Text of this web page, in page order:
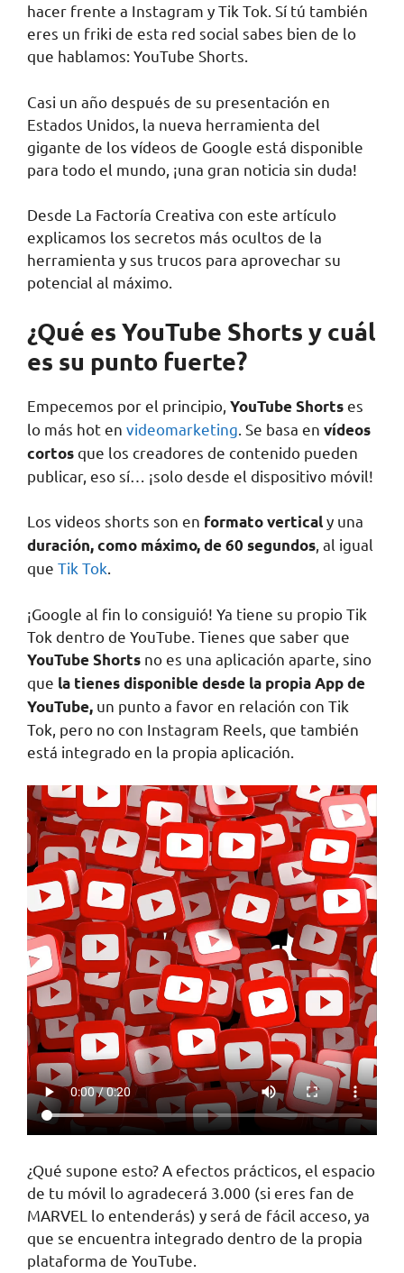
hacer frente a Instagram y Tik Tok. Sí tú también
eres un friki de esta red social sabes bien de lo
que hablamos: YouTube Shorts.
Casi un año después de su presentación en
Estados Unidos, la nueva herramienta del
gigante de los vídeos de Google está disponible
para todo el mundo, ¡una gran noticia sin duda!
Desde La Factoría Creativa con este artículo
explicamos los secretos más ocultos de la
herramienta y sus trucos para aprovechar su
potencial al máximo.
¿Qué es YouTube Shorts y cuál
es su punto fuerte?
Empecemos por el principio, YouTube Shortses
lo más hot en videomarketing . Se basa en vídeos
cortosque los creadores de contenido pueden
publicar, eso sí… ¡solo desde el dispositivo móvil!
Los videos shorts son en formato verticaly una
duración, como máximo, de 60 segundos , al igual
que Tik Tok
¡Google al fin lo consiguió! Ya tiene su propio Tik
Tok dentro de YouTube. Tienes que saber que
YouTube Shorts no es una aplicación aparte, sino
que la tienes disponible desde la propia App de
YouTube, un punto a favor en relación con Tik
Tok, pero no con Instagram Reels, que también
está integrado en la propia aplicación.
¿Qué supone esto? A efectos prácticos, el espacio
de tu móvil lo agradecerá 3.000 (si eres fan de
MARVEL lo entenderás) y será de fácil acceso, ya
que se encuentra integrado dentro de la propia
plataforma de YouTube.